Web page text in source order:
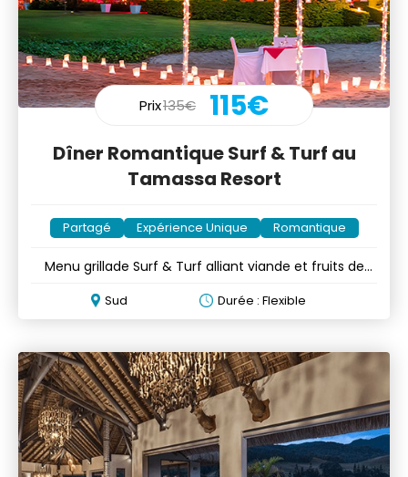
Prix135€ 115€
Dîner Romantique Surf & Turf au
Tamassa Resort
Partagé Expérience Unique Romantique
Menu grillade Surf & Turf alliant viande et fruits de
Sud Durée : Flexible